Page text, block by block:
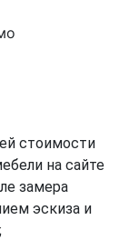
стоимости
на сайте
замера
эскиза и